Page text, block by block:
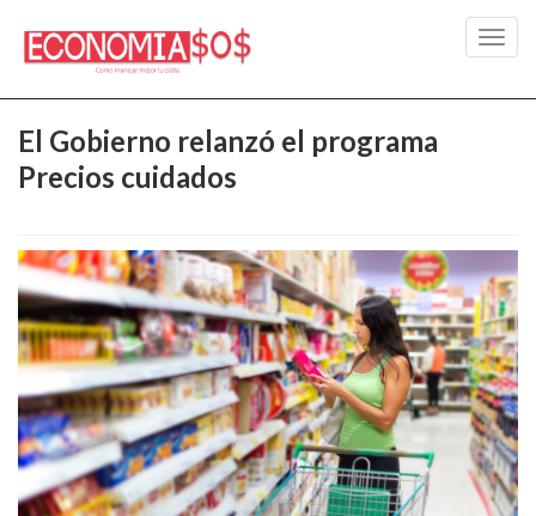
El Gobierno relanzó el programa
Precios cuidados